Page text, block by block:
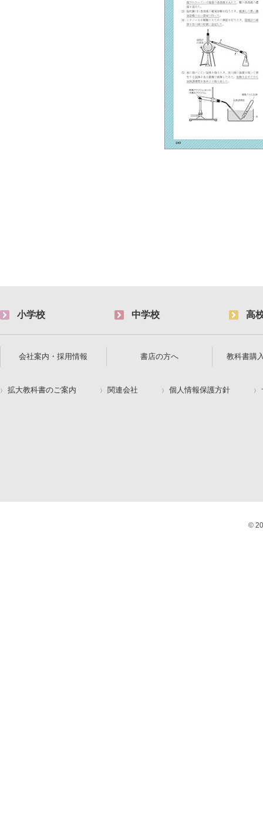
小学校 中学校 高
会社案内・採用情報 書店の方へ 教科書購
拡大教科書のご案内 関連会社 個人情報保護方針
©